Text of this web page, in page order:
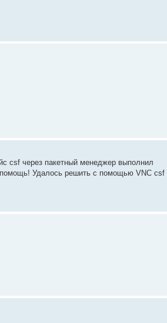
csf через пакетный менеджер выполнил
помощь! Удалось решить с помощью VNC csf